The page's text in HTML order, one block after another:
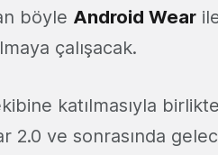
böyle Android Wear
çalışacak.
katılmasıyla
2.0 ve sonrasında